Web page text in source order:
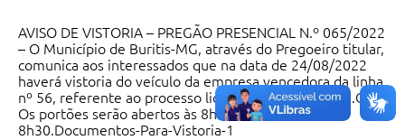
AVISO DE VISTORIA – PREGÃO PRESENCIAL N.º 065/2022
– O Município de Buritis-MG, através do Pregoeiro titular,
comunica aos interessados que na data de 24/08/2022
haverá vistoria do veículo da empresa vencedora da linha
nº 56, referente ao processo licitatório n.° 174/2022.Obs:
Os portões serão abertos às 8h e fechados às
8h30.Documentos-Para-Vistoria-1